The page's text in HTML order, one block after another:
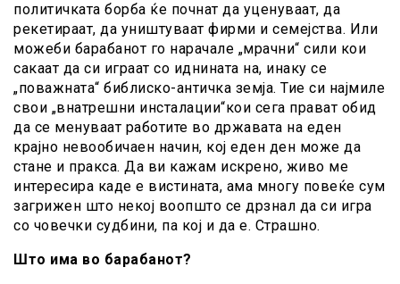
политичката борба ќе почнат да уценуваат, да
рекетираат, да уништуваат фирми и семејства. Или
можеби барабанот го нарачале „мрачни“ сили кои
сакаат да си играат со иднината на, инаку се
„поважната“ библиско-античка земја. Тие си најмиле
свои „внатрешни инсталации“кои сега прават обид
да се менуваат работите во државата на еден
крајно невообичаен начин, кој еден ден може да
стане и пракса. Да ви кажам искрено, живо ме
интересира каде е вистината, ама многу повеќе сум
загрижен што некој воопшто се дрзнал да си игра
со човечки судбини, па кој и да е. Страшно.
Што има во барабанот?